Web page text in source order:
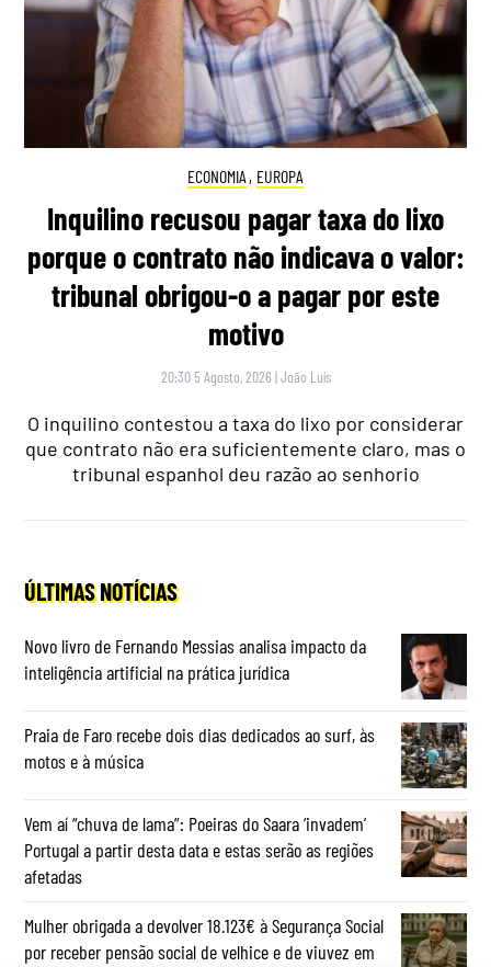
ECONOMIA , EUROPA
Inquilino recusou pagar taxa do lixo
porque o contrato não indicava o valor:
tribunal obrigou-o a pagar por este
motivo
20:30 5 Agosto, 2026 |João Luís
O inquilino contestou a taxa do lixo por considerar
que contrato não era suficientemente claro, mas o
tribunal espanhol deu razão ao senhorio
ÚLTIMAS NOTÍCIAS
Novo livro de Fernando Messias analisa impacto da
inteligência artificial na prática jurídica
Praia de Faro recebe dois dias dedicados ao surf, às
motos e à música
Vem aí “chuva de lama”: Poeiras do Saara ‘invadem’
Portugal a partir desta data e estas serão as regiões
afetadas
Mulher obrigada a devolver 18.123€ à Segurança Social
por receber pensão social de velhice e de viuvez em